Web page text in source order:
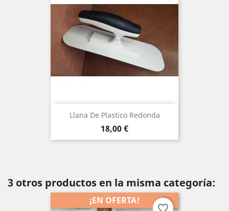
Llana De Plastico Redonda
Precio
18,00 €
3 otros productos en la misma categoría:
¡EN OFERTA!
favorite_border